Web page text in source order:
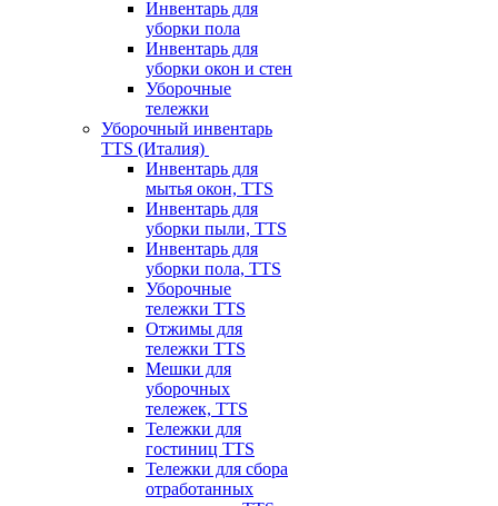
Инвентарь для
уборки пола
Инвентарь для
уборки окон и стен
Уборочные
тележки
Уборочный инвентарь
TTS (Италия)
Инвентарь для
мытья окон, TTS
Инвентарь для
уборки пыли, TTS
Инвентарь для
уборки пола, TTS
Уборочные
тележки TTS
Отжимы для
тележки TTS
Мешки для
уборочных
тележек, TTS
Тележки для
гостиниц TTS
Тележки для сбора
отработанных